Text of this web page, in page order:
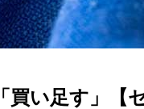
買い足す」【